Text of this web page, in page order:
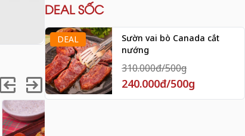
DEAL SỐC
DEAL
Sườn vai bò Canada cắt
nướng
310.000đ/500g
240.000đ/500g